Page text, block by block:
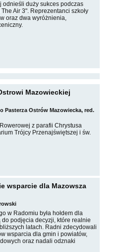
odnieśli duży sukces podczas
Air 3". Reprezentanci szkoły
oraz dwa wyróżnienia,
Mazowieckiej
Pasterza Ostrów Mazowiecka, red.
z parafii Chrystusa
Trójcy Przenajświętszej i św.
wsparcie dla Mazowsza
w Radomiu była hołdem dla
podjęcia decyzji, które realnie
latach. Radni zdecydowali
wsparcia dla gmin i powiatów,
oraz nadali odznaki